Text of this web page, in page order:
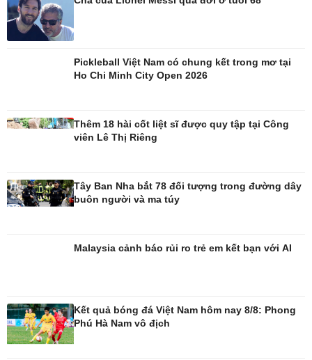
Chuyển đổi số
Sức khỏe
Nhi khoa
Ăn sạch sống khỏe
Đời sống
Pickleball Việt Nam có chung kết trong mơ tại
Ho Chi Minh City Open 2026
Thêm 18 hài cốt liệt sĩ được quy tập tại Công
viên Lê Thị Riêng
Tây Ban Nha bắt 78 đối tượng trong đường dây
buôn người và ma túy
Malaysia cảnh báo rủi ro trẻ em kết bạn với AI
Kết quả bóng đá Việt Nam hôm nay 8/8: Phong
Phú Hà Nam vô địch